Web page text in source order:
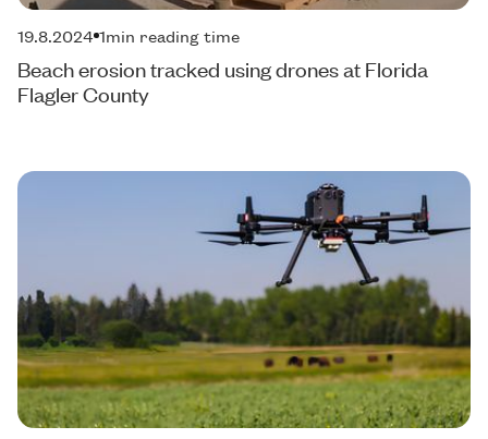
19.8.2024 1min reading time
Beach erosion tracked using drones at Florida
Flagler County